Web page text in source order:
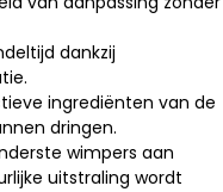
dankzij
ingrediënten van de
dringen.
wimpers aan
uitstraling wordt